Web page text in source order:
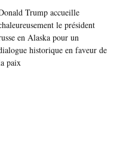
Trump accueille
le président
en Alaska pour un
historique en faveur de
paix